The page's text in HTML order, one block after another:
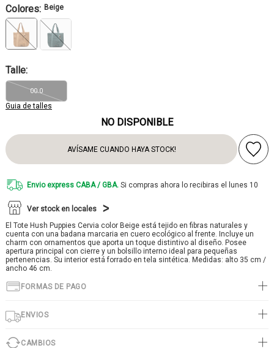
Colores: Beige
Talle:
Guia de talles
00.0
NO DISPONIBLE
AVÍSAME CUANDO HAYA STOCK!
Envio express CABA / GBA. Si compras ahora lo recibiras el lunes 10
Ver stock en locales
El Tote Hush Puppies Cervia color Beige está tejido en fibras naturales y
cuenta con una badana marcaria en cuero ecológico al frente. Incluye un
charm con ornamentos que aporta un toque distintivo al diseño. Posee
apertura principal con cierre y un bolsillo interno ideal para pequeñas
pertenencias. Su interior está forrado en tela sintética. Medidas: alto 35 cm /
ancho 46 cm.
FORMAS DE PAGO
ENVIOS
CAMBIOS